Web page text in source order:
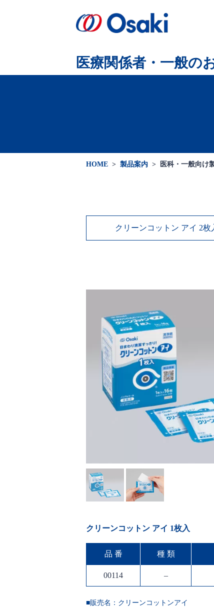
医療関係者・ 一般の
HOME > 製品案内 > 医科・一般向け
クリーンコットン アイ 2枚
クリーンコットン アイ 1枚入
品 番 種 類
00114 –
■販売名：クリーンコットンアイ